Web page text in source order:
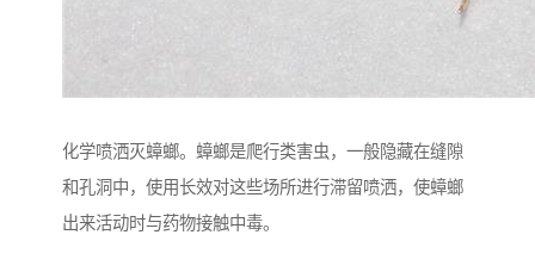
化学喷洒灭蟑螂。蟑螂是爬行类害虫，一般隐藏在缝隙
和孔洞中，使用长效对这些场所进行滞留喷洒，使蟑螂
出来活动时与药物接触中毒。